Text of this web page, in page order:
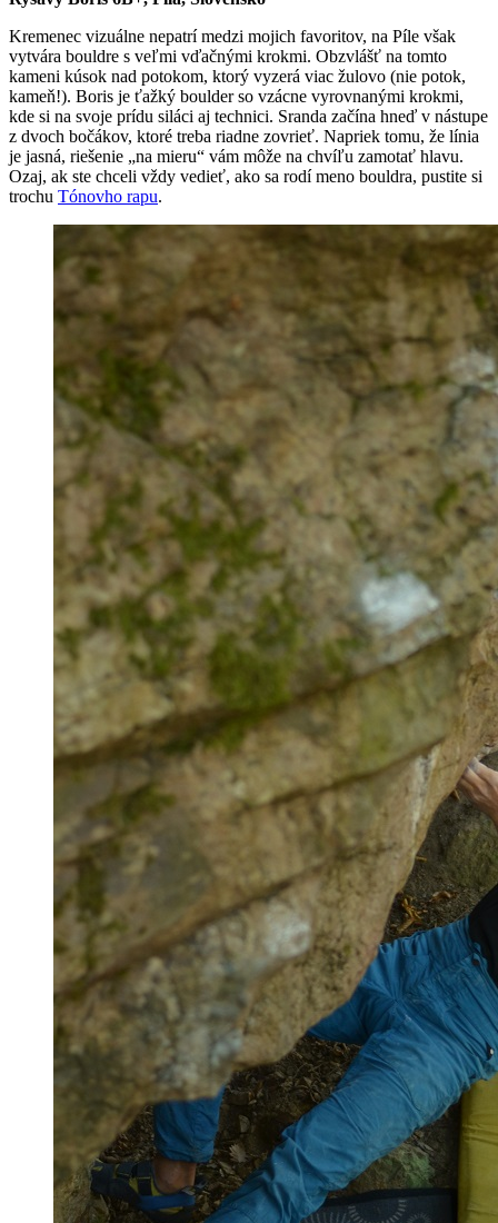
Kremenec vizuálne nepatrí medzi mojich favoritov, na Píle však
vytvára bouldre s veľmi vďačnými krokmi. Obzvlášť na tomto
kameni kúsok nad potokom, ktorý vyzerá viac žulovo (nie potok,
kameň!). Boris je ťažký boulder so vzácne vyrovnanými krokmi,
kde si na svoje prídu siláci aj technici. Sranda začína hneď v nástupe
z dvoch bočákov, ktoré treba riadne zovrieť. Napriek tomu, že línia
je jasná, riešenie „na mieru“ vám môže na chvíľu zamotať hlavu.
Ozaj, ak ste chceli vždy vedieť, ako sa rodí meno bouldra, pustite si
trochu Tónovho rapu.